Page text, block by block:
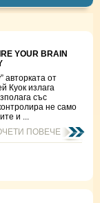
YOUR BRAIN
авторката от
Куок излага
със
не само
и ...
ПОВЕЧЕ